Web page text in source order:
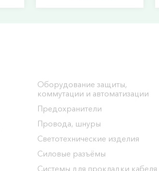
Оборудование защиты,
коммутации и автоматизации
Предохранители
Провода, шнуры
Светотехнические изделия
Силовые разъёмы
Системы для прокладки кабеля